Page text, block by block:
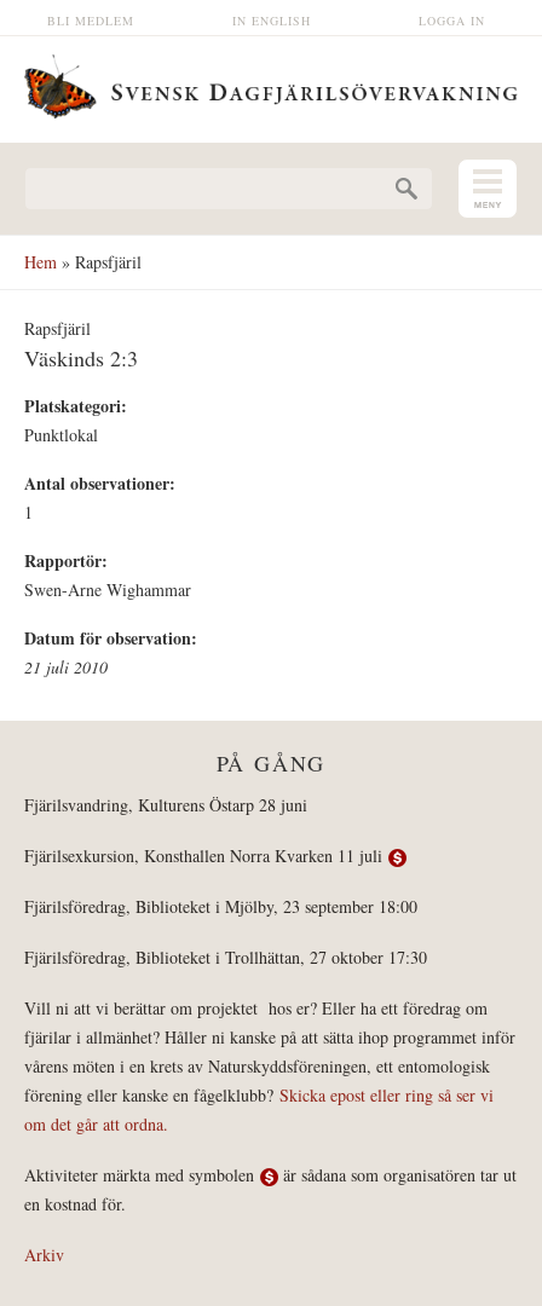
Hoppa till huvudinnehåll LOGGA IN
IN ENGLISH
BLI MEDLEM
Hem » Rapsfjäril
Rapsfjäril
Väskinds 2:3
Platskategori:
Punktlokal
Antal observationer:
1
Rapportör:
Swen-Arne Wighammar
Datum för observation:
21 juli 2010
PÅ GÅNG
Fjärilsvandring, Kulturens Östarp 28 juni
Fjärilsexkursion, Konsthallen Norra Kvarken 11 juli
Fjärilsföredrag, Biblioteket i Mjölby, 23 september 18:00
Fjärilsföredrag, Biblioteket i Trollhättan, 27 oktober 17:30
Vill ni att vi berättar om projektet hos er? Eller ha ett föredrag om
fjärilar i allmänhet? Håller ni kanske på att sätta ihop programmet inför
vårens möten i en krets av Naturskyddsföreningen, ett entomologisk
förening eller kanske en fågelklubb? Skicka epost eller ring så ser vi
om det går att ordna.
Aktiviteter märkta med symbolen
är sådana som organisatören tar ut
en kostnad för.
Arkiv